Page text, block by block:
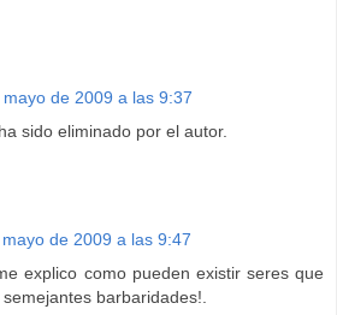
mayo de 2009 a las 9:37
sido eliminado por el autor.
de 2009 a las 9:47
explico como pueden existir seres que
barbaridades!.